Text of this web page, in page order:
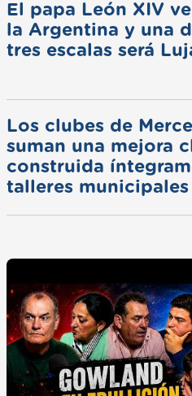
El papa León XIV
la Argentina y una
tres escalas será
Los clubes de
suman una mejora
construida
talleres municipales